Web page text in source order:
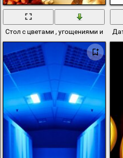
Стол с цветами , угощениями и